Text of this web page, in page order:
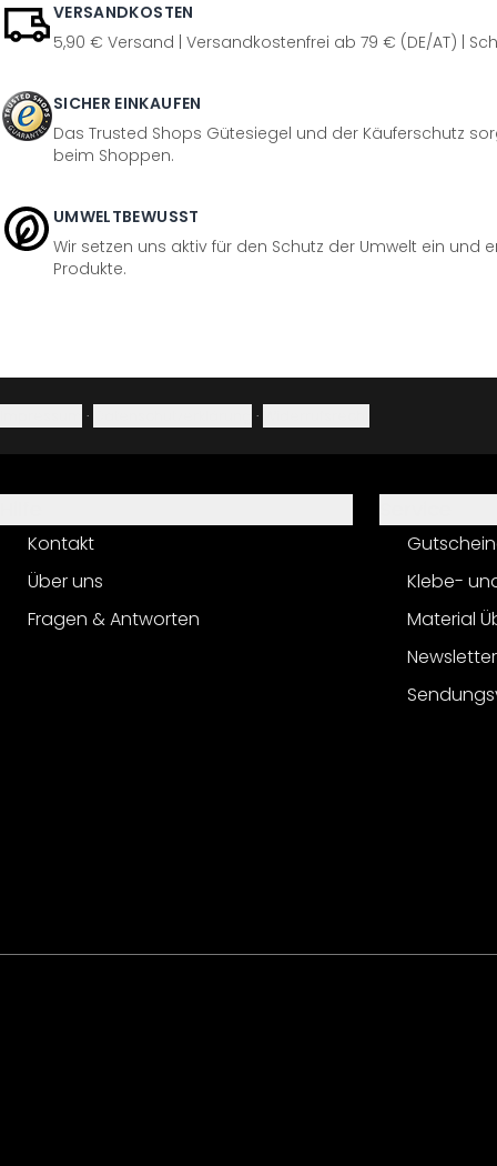
VERSANDKOSTEN
5,90 € Versand | Versandkostenfrei ab 79 € (DE/AT) |
SICHER EINKAUFEN
Das Trusted Shops Gütesiegel und der Käuferschutz
beim Shoppen.
UMWELTBEWUSST
Wir setzen uns aktiv für den Schutz der Umwelt ein und
Produkte.
· ·
Kontakt
Über uns
Fragen & Antworten
Klebe-
Material